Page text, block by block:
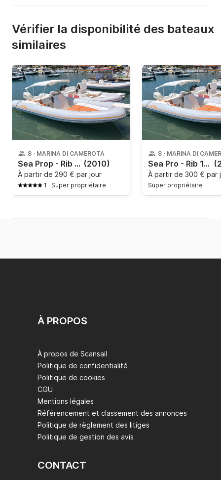
Vérifier la disponibilité des bateaux
similaires
8 · MARINA DI CAMEROTA
Sea Prop - Rib 19.70 (2010)
À partir de 290 € par jour
1 · Super propriétaire
8 · MARINA DI
Sea Pro - Rib 19.70
À partir de 300 € par
Super propriétaire
À PROPOS
À propos de Scansail
Politique de confidentialité
Politique de cookies
CGU
Mentions légales
Référencement et classement des annonces
Politique de règlement des litiges
Politique de gestion des avis
CONTACT